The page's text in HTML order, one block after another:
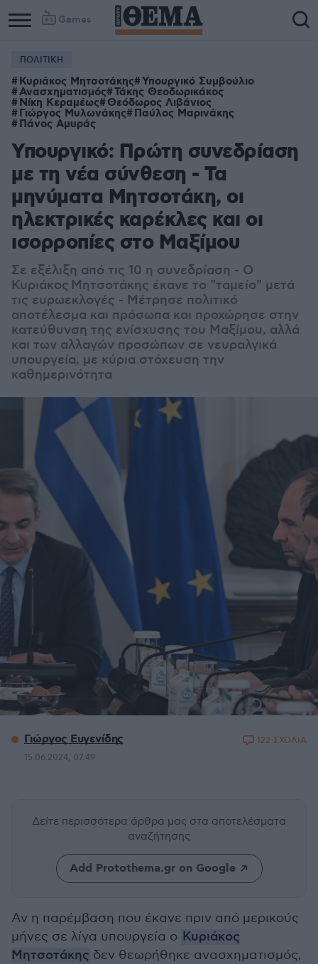
Games
ΠΟΛΙΤΙΚΗ
Κυριάκος Μητσοτάκης Υπουργικό Συμβούλιο
Ανασχηματισμός Τάκης Θεοδωρικάκος
Νίκη Κεραμέως Θεόδωρος Λιβάνιος
Γιώργος Μυλωνάκης Παύλος Μαρινάκης
Πάνος Αμυράς
Υπουργικό: Πρώτη συνεδρίαση
με τη νέα σύνθεση - Τα
μηνύματα Μητσοτάκη, οι
ηλεκτρικές καρέκλες και οι
ισορροπίες στο Μαξίμου
Σε εξέλιξη από τις 10 η συνεδρίαση - Ο
Κυριάκος Μητσοτάκης έκανε το "ταμείο" μετά
τις ευρωεκλογές - Μέτρησε πολιτικό
αποτέλεσμα και πρόσωπα και προχώρησε στην
κατεύθυνση της ενίσχυσης του Μαξίμου, αλλά
και των αλλαγών προσώπων σε νευραλγικά
υπουργεία, με κύρια στόχευση την
καθημερινότητα
Γιώργος Ευγενίδης
15.06.2024, 07:49
122 ΣΧΟΛΙΑ
Δείτε περισσότερα άρθρα μας στα αποτελέσματα
αναζήτησης
Add Protothema.gr on Google
Αν η παρέμβαση που έκανε πριν από μερικούς
μήνες σε λίγα υπουργεία ο Κυριάκος
Μητσοτάκης δεν θεωρήθηκε ανασχηματισμός,